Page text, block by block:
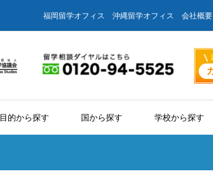
福岡留学オフィス 沖縄留学オフィス 会社概要
目的から探す 国から探す 学校から探す